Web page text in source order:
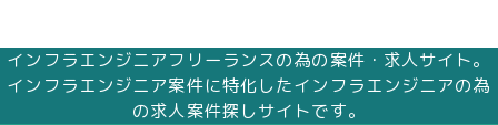
インフラエンジニアフリーランスの為の案件・求人サイト。
インフラエンジニア案件に特化したインフラエンジニアの為
の求人案件探しサイトです。